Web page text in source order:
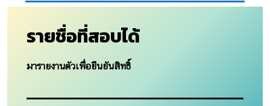
รายชื่อที่สอบได้
มารายงานตัวเพื่อยืนยันสิทธิ์